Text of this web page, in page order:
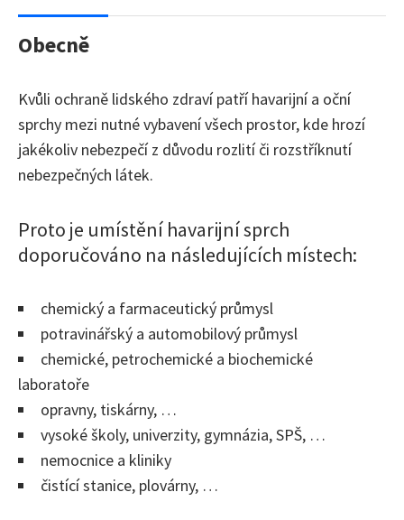
Obecně
Kvůli ochraně lidského zdraví patří havarijní a oční
sprchy mezi nutné vybavení všech prostor, kde hrozí
jakékoliv nebezpečí z důvodu rozlití či rozstříknutí
nebezpečných látek.
Proto je umístění havarijní sprch
doporučováno na následujících místech:
chemický a farmaceutický průmysl
potravinářský a automobilový průmysl
chemické, petrochemické a biochemické
laboratoře
opravny, tiskárny, …
vysoké školy, univerzity, gymnázia, SPŠ, …
nemocnice a kliniky
čistící stanice, plovárny, …